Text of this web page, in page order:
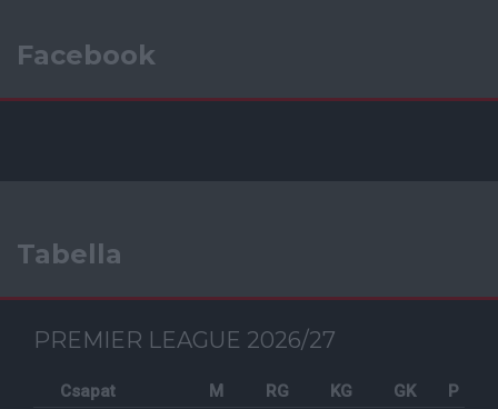
Facebook
Tabella
PREMIER LEAGUE 2026/27
Csapat M RG KG GK P